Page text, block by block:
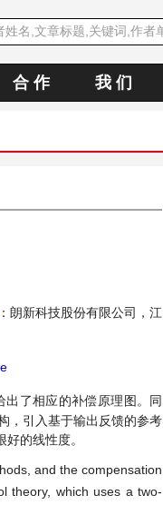
合 作 我 们
：朗新科技股份有限公司，江
了相应的补偿原理图。同
，引入基于输出反馈的参考
的线性度。
and the compensation
theory, which uses a two-